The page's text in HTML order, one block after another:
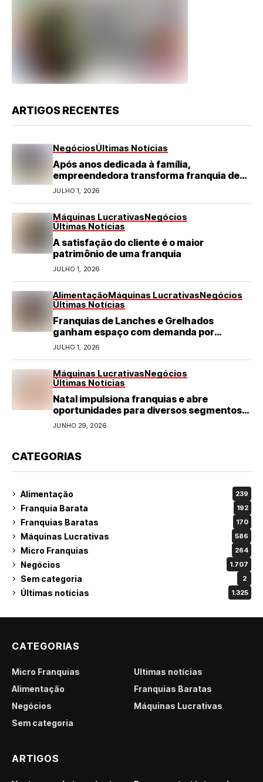
ARTIGOS RECENTES
NegóciosÚltimas Notícias
Após anos dedicada à família,
empreendedora transforma franquia de
turismo em negócio de destaque no RN
JULHO 1, 2026
Máquinas LucrativasNegócios
Últimas Notícias
A satisfação do cliente é o maior
patrimônio de uma franquia
JULHO 1, 2026
AlimentaçãoMáquinas LucrativasNegócios
Últimas Notícias
Franquias de Lanches e Grelhados
ganham espaço com demanda por
refeições rápidas e de qualidade
JULHO 1, 2026
Máquinas LucrativasNegócios
Últimas Notícias
Natal impulsiona franquias e abre
oportunidades para diversos segmentos
do varejo
JUNHO 29, 2026
CATEGORIAS
Alimentação 239
Franquia Barata 192
Franquias Baratas 170
Máquinas Lucrativas 586
Micro Franquias 264
Negócios 1.707
Sem categoria 2
Últimas notícias 1.325
CATEGORIAS
Micro Franquias
Últimas notícias
Alimentação
Franquias Baratas
Negócios
Máquinas Lucrativas
Sem categoria
ARTIGOS